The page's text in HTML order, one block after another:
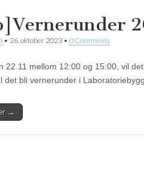
• 26. oktober 2023 • 0 Comments
22.11 mellom 12:00 og 15:00, vil
det bli vernerunder i
→